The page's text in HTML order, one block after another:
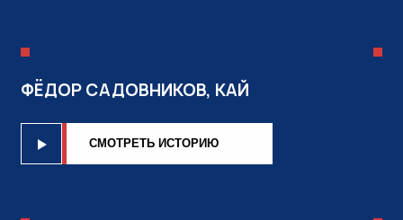
ФЁДОР САДОВНИКОВ, КАЙ
CМОТРЕТЬ ИСТОРИЮ